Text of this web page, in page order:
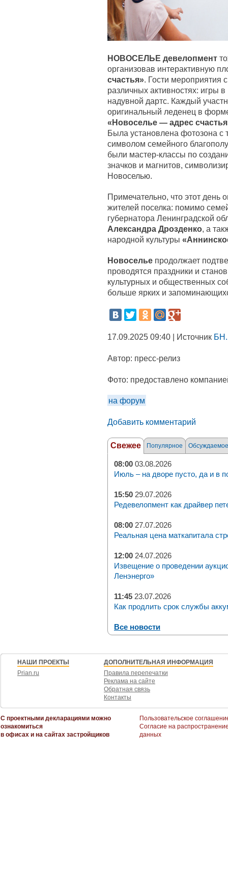
НОВОСЕЛЬЕ девелопмент
организовав интерактивную
счастья». Гости мероприятия
различных активностях: игры
надувной дартс. Каждый
оригинальный леденец в
«Новоселье — адрес
Была установлена фотозона с
символом семейного
были мастер-классы по
значков и магнитов,
Новоселью.
Примечательно, что этот
жителей поселка: помимо
губернатора Ленинградской
Александра Дрозденко, а
народной культуры
Новоселье продолжает
проводятся праздники и
культурных и общественных
больше ярких и
17.09.2025 09:40 | Источник
Автор: пресс-релиз
Фото: предоставлено
на форум
Добавить комментарий
Свежее Популярное Обсуждаемое
08:00 03.08.2026
Июль – на дворе пусто, да и в
15:50 29.07.2026
Редевелопмент как драйвер
08:00 27.07.2026
Реальная цена маткапитала
12:00 24.07.2026
Извещение о проведении
Ленэнерго»
11:45 23.07.2026
Как продлить срок службы
Все новости
НАШИ ПРОЕКТЫ
Prian.ru
ДОПОЛНИТЕЛЬНАЯ ИНФОРМАЦИЯ
Правила перепечатки
Реклама на сайте
Обратная связь
Контакты
С проектными декларациями можно
ознакомиться
в офисах и на сайтах застройщиков
Пользовательское
Согласие на
данных